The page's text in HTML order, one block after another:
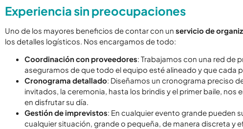
Experiencia sin preocupaciones
Uno de los mayores beneficios de contar con un servicio de
los detalles logísticos. Nos encargamos de todo:
Coordinación con proveedores: Trabajamos con una red de
aseguramos de que todo el equipo esté alineado y que cada
Cronograma detallado: Diseñamos un cronograma preciso
invitados, la ceremonia, hasta los brindis y el primer baile,
en disfrutar su día.
Gestión de imprevistos: En cualquier evento grande pueden
cualquier situación, grande o pequeña, de manera discreta y